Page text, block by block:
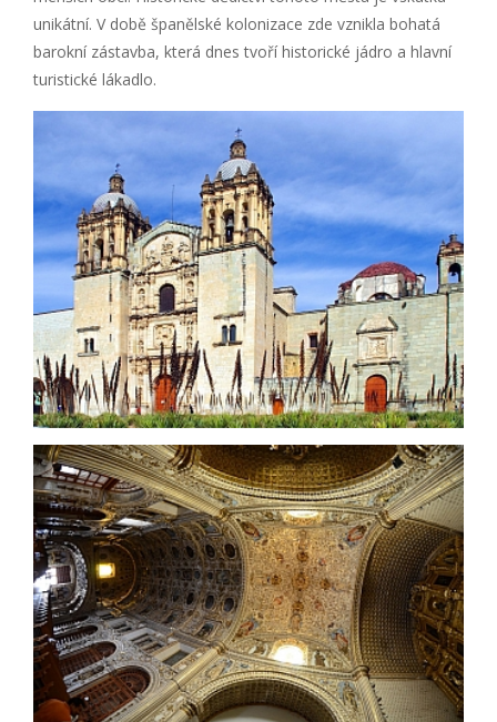
unikátní. V době španělské kolonizace zde vznikla bohatá
barokní zástavba, která dnes tvoří historické jádro a hlavní
turistické lákadlo.